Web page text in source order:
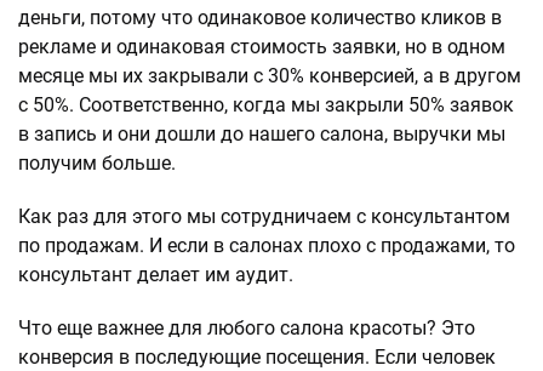
деньги, потому что одинаковое количество кликов в
рекламе и одинаковая стоимость заявки, но в одном
месяце мы их закрывали с 30% конверсией, а в другом
с 50%. Соответственно, когда мы закрыли 50% заявок
в запись и они дошли до нашего салона, выручки мы
получим больше.
Как раз для этого мы сотрудничаем с консультантом
по продажам. И если в салонах плохо с продажами, то
консультант делает им аудит.
Что еще важнее для любого салона красоты? Это
конверсия в последующие посещения. Если человек